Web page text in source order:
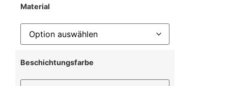
Material
Beschichtungsfarbe